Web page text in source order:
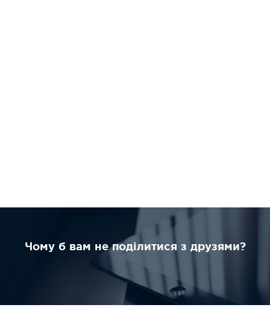
Чому б вам не поділитися з друзями?